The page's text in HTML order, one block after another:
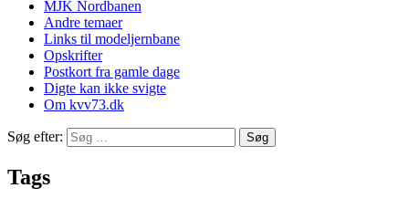
MJK Nordbanen
Andre temaer
Links til modeljernbane
Opskrifter
Postkort fra gamle dage
Digte kan ikke svigte
Om kvv73.dk
Søg efter:
Tags